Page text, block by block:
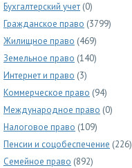
Бухгалтерский учет (0)
Гражданское право (3799)
Жилищное право (469)
Земельное право (140)
Интернет и право (3)
Коммерческое право (94)
Международное право (0)
Налоговое право (109)
Пенсии и соцобеспечение (226)
Семейное право (892)